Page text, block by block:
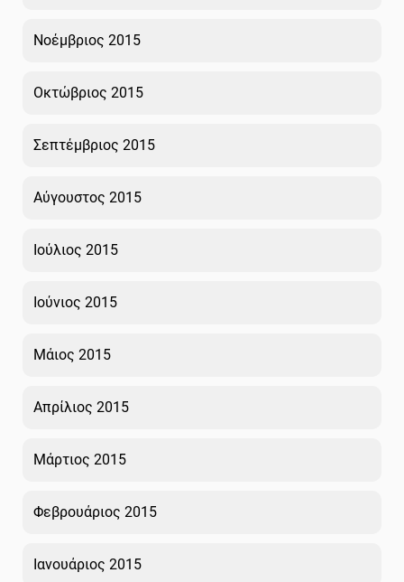
Νοέμβριος 2015
Οκτώβριος 2015
Σεπτέμβριος 2015
Αύγουστος 2015
Ιούλιος 2015
Ιούνιος 2015
Μάιος 2015
Απρίλιος 2015
Μάρτιος 2015
Φεβρουάριος 2015
Ιανουάριος 2015